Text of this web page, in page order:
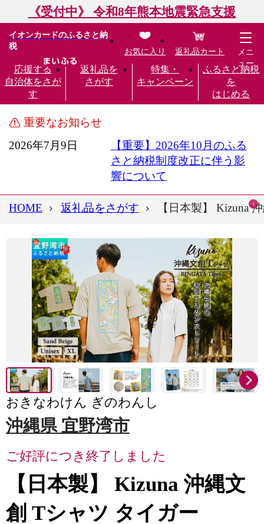
《受付中》 令和8年熊本地震緊急支援
イオンカードのふるさと納
税
応援する
自治体をさが
す
返礼品を
さがす
特集・
キャンペーン
ふるさと納税
を
はじめる
お気に入り 返礼品カート
メニ
ュー
重要なお知らせ
2026年7月9日
【重要】2026年10月のふる
さと納税制度改正に伴う影
響について
HOME 返礼品をさがす 【日本製】 Kizuna
おきなわけん ぎのわんし
沖縄県 宜野湾市
ご好評につき終了しました
【日本製】 Kizuna 沖縄文
創 Tシャツ タイガー